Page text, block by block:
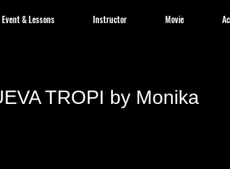
Event & Lessons Instructor Movie
TROPI by Monika